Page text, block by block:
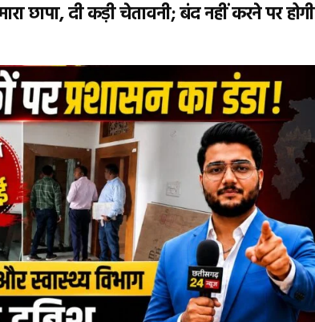
छापा, दी कड़ी चेतावनी; बंद नहीं करने पर होगी